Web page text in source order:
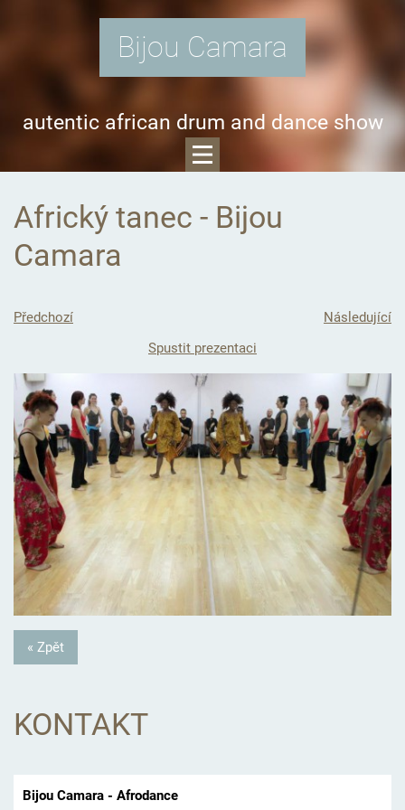
Bijou Camara
autentic african drum and dance show
Africký tanec - Bijou
Camara
Předchozí
Následující
Spustit prezentaci
« Zpět
KONTAKT
Bijou Camara - Afrodance